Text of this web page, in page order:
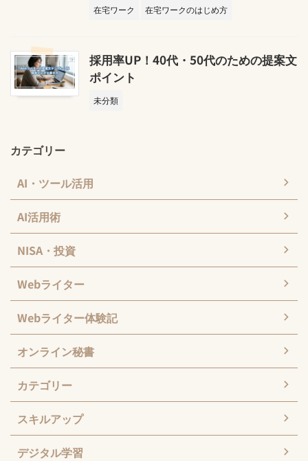
在宅ワーク 在宅ワークのはじめ方
採用率UP！40代・50代のための提案文
ポイント
未分類
カテゴリー
AI・ツール活用
AI活用術
NISA・投資
Webライター
Webライター体験記
オンライン秘書
カテゴリー
スキルアップ
デジタル学習